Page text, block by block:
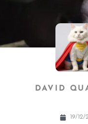
DAVID
19/12/